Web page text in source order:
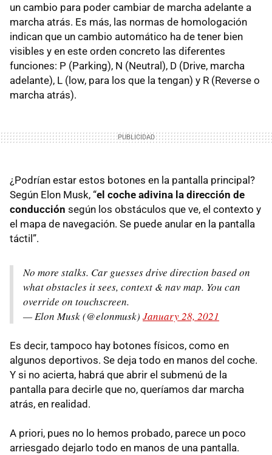
un cambio para poder cambiar de marcha adelante a
marcha atrás. Es más, las normas de homologación
indican que un cambio automático ha de tener bien
visibles y en este orden concreto las diferentes
funciones: P (Parking), N (Neutral), D (Drive, marcha
adelante), L (low, para los que la tengan) y R (Reverse o
marcha atrás).
¿Podrían estar estos botones en la pantalla principal?
Según Elon Musk, “el coche adivina la dirección de
conducción según los obstáculos que ve, el contexto y
el mapa de navegación. Se puede anular en la pantalla
táctil”.
No more stalks. Car guesses drive direction based on
what obstacles it sees, context & nav map. You can
override on touchscreen.
— Elon Musk (@elonmusk) January 28, 2021
Es decir, tampoco hay botones físicos, como en
algunos deportivos. Se deja todo en manos del coche.
Y si no acierta, habrá que abrir el submenú de la
pantalla para decirle que no, queríamos dar marcha
atrás, en realidad.
A priori, pues no lo hemos probado, parece un poco
arriesgado dejarlo todo en manos de una pantalla.